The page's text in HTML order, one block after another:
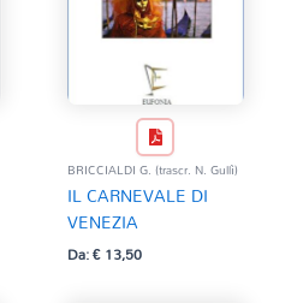
BRICCIALDI G. (trascr. N. Gullì)
IL CARNEVALE DI
VENEZIA
Da:€13,50